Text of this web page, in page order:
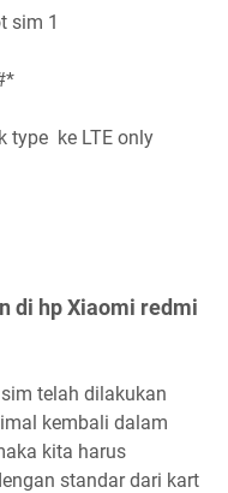
sim 1
type ke LTE only
di hp Xiaomi redmi
telah dilakukan
kembali dalam
kita harus
standar dari kart